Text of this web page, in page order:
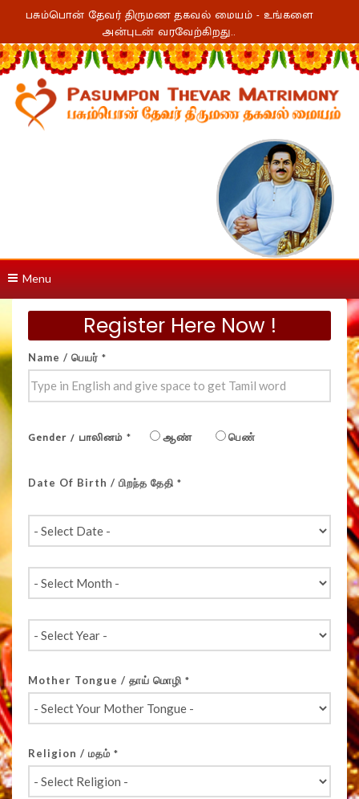
பசும்பொன் தேவர் திருமண தகவல் மையம் - உங்களை
அன்புடன் வரவேற்கிறது..
Menu
Register Here Now !
Name / பெயர் *
Gender / பாலினம் * ஆண் பெண்
Date Of Birth / பிறந்த தேதி *
Mother Tongue / தாய் மொழி *
Religion / மதம் *